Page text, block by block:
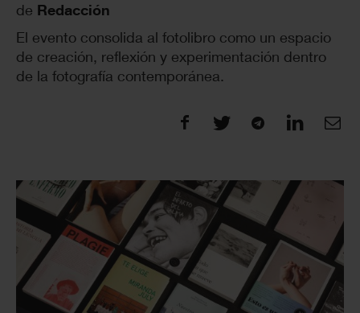
de Redacción
El evento consolida al fotolibro como un espacio
de creación, reflexión y experimentación dentro
de la fotografía contemporánea.